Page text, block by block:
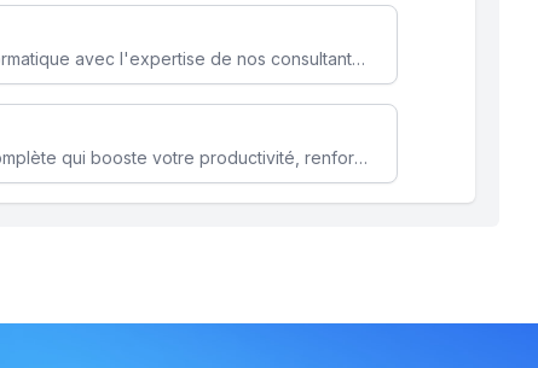
Optimisez votre stratégie informatique avec l'expertise de nos consultants pour améliorer votre efficacité et sécurité.
Microsoft 365 une solution complète qui booste votre productivité, renforce la sécurité de vos données et facilite la collaboration.